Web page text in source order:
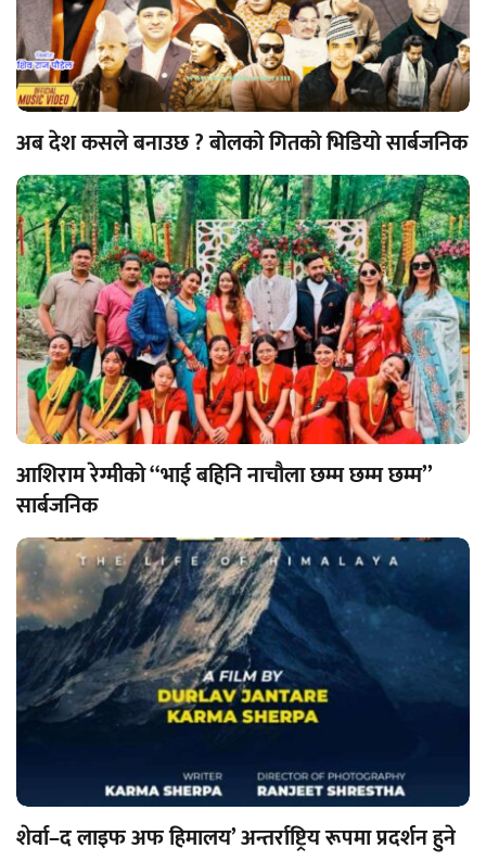
अब देश कसले बनाउछ ? बोलको गितको भिडियो सार्बजनिक
आशिराम रेग्मीको ‘‘भाई बहिनि नाचौला छम्म छम्म छम्म’’
सार्बजनिक
शेर्वा–द लाइफ अफ हिमालय’ अन्तर्राष्ट्रिय रूपमा प्रदर्शन हुने